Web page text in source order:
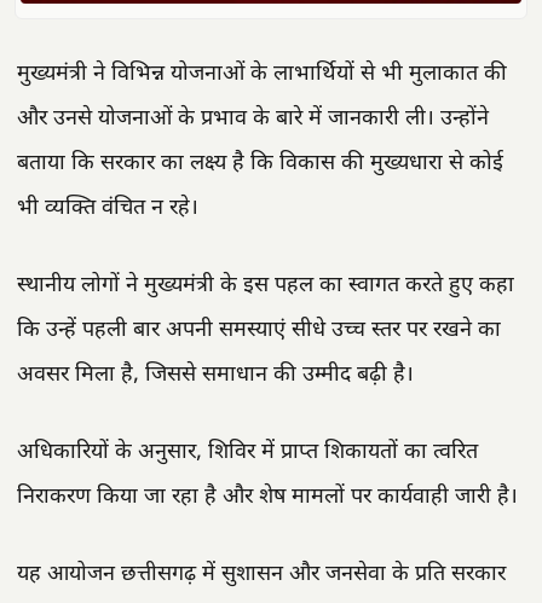
मुख्यमंत्री ने विभिन्न योजनाओं के लाभार्थियों से भी मुलाकात की
और उनसे योजनाओं के प्रभाव के बारे में जानकारी ली। उन्होंने
बताया कि सरकार का लक्ष्य है कि विकास की मुख्यधारा से कोई
भी व्यक्ति वंचित न रहे।
स्थानीय लोगों ने मुख्यमंत्री के इस पहल का स्वागत करते हुए कहा
कि उन्हें पहली बार अपनी समस्याएं सीधे उच्च स्तर पर रखने का
अवसर मिला है, जिससे समाधान की उम्मीद बढ़ी है।
अधिकारियों के अनुसार, शिविर में प्राप्त शिकायतों का त्वरित
निराकरण किया जा रहा है और शेष मामलों पर कार्यवाही जारी है।
यह आयोजन छत्तीसगढ़ में सुशासन और जनसेवा के प्रति सरकार